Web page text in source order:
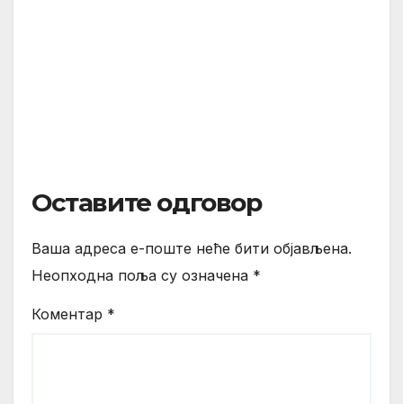
Оставите одговор
Ваша адреса е-поште неће бити објављена.
Неопходна поља су означена *
Коментар *